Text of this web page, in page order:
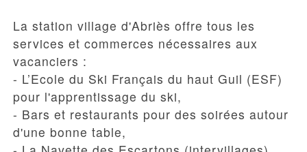
La station village d'Abriès offre tous les
services et commerces nécessaires aux
vacanciers :
- L’Ecole du Ski Français du haut Guil (ESF)
pour l'apprentissage du ski,
- Bars et restaurants pour des soirées autour
d'une bonne table,